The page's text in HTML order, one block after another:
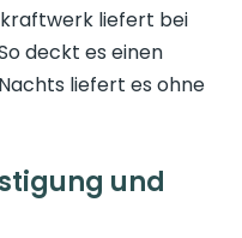
liefert bei
deckt es einen
liefert es ohne
und